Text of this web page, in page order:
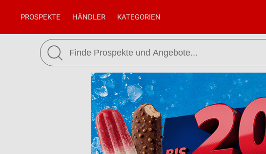
PROSPEKTE HÄNDLER KATEGORIEN